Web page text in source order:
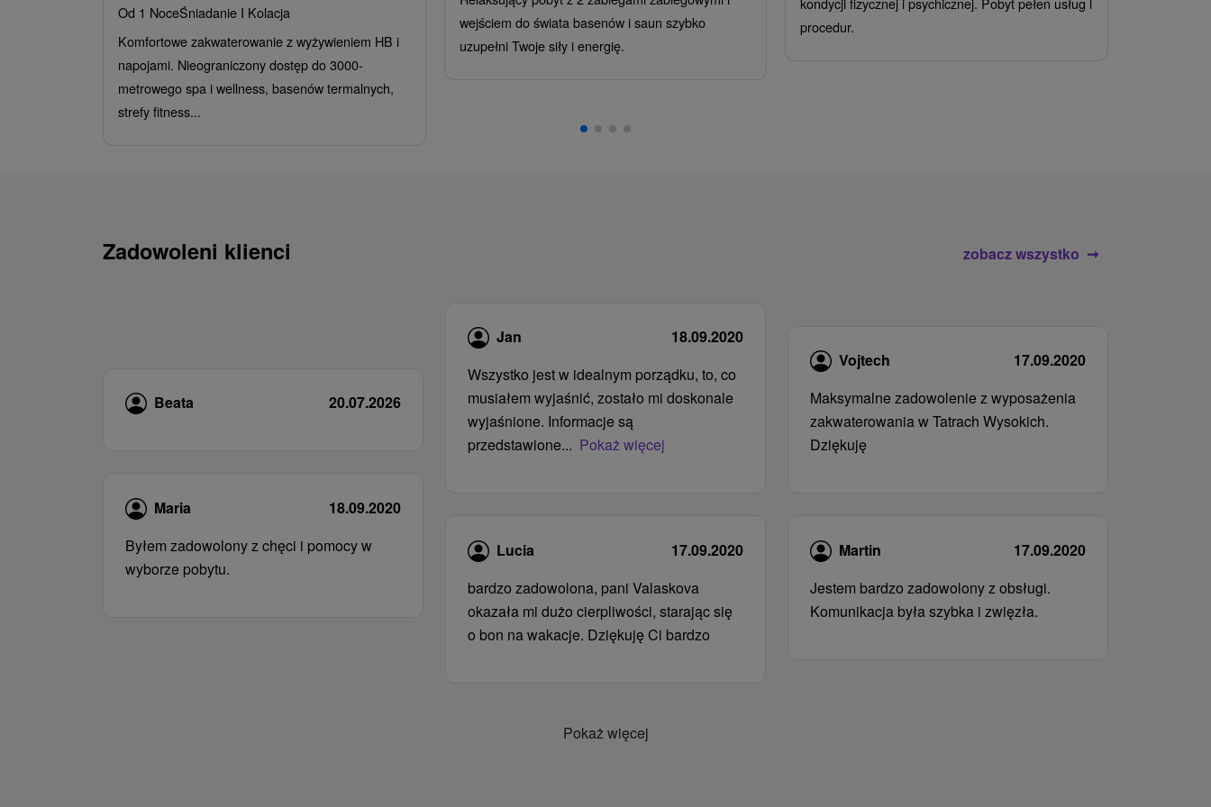
Od 1 NoceŚniadanie I Kolacja
Komfortowe zakwaterowanie z wyżywieniem HB i
napojami. Nieograniczony dostęp do 3000-
metrowego spa i wellness, basenów termalnych,
strefy fitness...
wejściem do świata basenów i saun szybko
uzupełni Twoje siły i energię.
procedur.
Zadowoleni klienci zobacz wszystko
Beata 20.07.2026
Maria
18.09.2020
Byłem zadowolony z chęci i pomocy w
wyborze pobytu.
Jan
18.09.2020
Wszystko jest w idealnym porządku, to, co
musiałem wyjaśnić, zostało mi doskonale
wyjaśnione. Informacje są
przedstawione... Pokaż więcej
Lucia
17.09.2020
bardzo zadowolona, ​​pani Valaskova
okazała mi dużo cierpliwości, starając się
o bon na wakacje. Dziękuję Ci bardzo
Vojtech
17.09.2020
Maksymalne zadowolenie z wyposażenia
zakwaterowania w Tatrach Wysokich.
Dziękuję
Martin
17.09.2020
Jestem bardzo zadowolony z obsługi.
Komunikacja była szybka i zwięzła.
Pokaż więcej